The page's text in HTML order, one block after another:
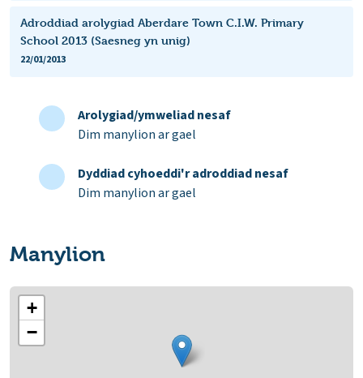
Adroddiad arolygiad Aberdare Town C.I.W. Primary
School 2013 (Saesneg yn unig)
22/01/2013
Arolygiad/ymweliad nesaf
Dim manylion ar gael
Dyddiad cyhoeddi'r adroddiad nesaf
Dim manylion ar gael
Manylion
+
−